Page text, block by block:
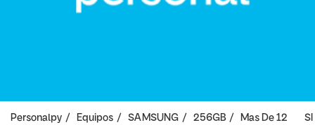
Personalpy Equipos SAMSUNG 256GB
Mas De 12
SI